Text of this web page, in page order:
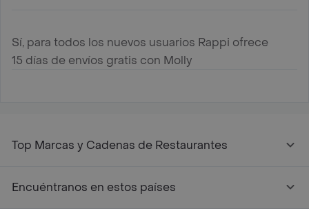
Sí, para todos los nuevos usuarios Rappi ofrece
15 días de envíos gratis con Molly
Top Marcas y Cadenas de Restaurantes
Encuéntranos en estos países